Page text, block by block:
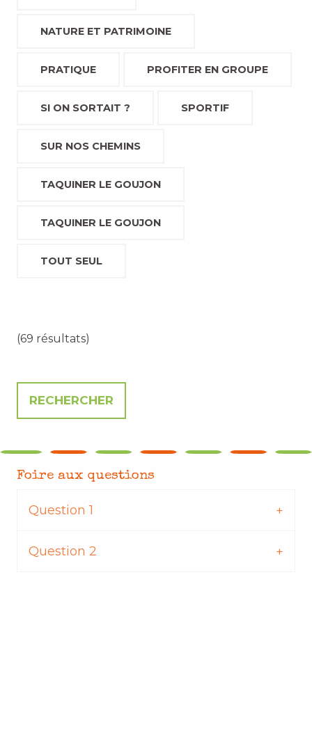
NATURE ET PATRIMOINE
PRATIQUE PROFITER EN GROUPE
SI ON SORTAIT ? SPORTIF
SUR NOS CHEMINS
TAQUINER LE GOUJON
TAQUINER LE GOUJON
TOUT SEUL
(69 résultats)
Foire aux questions
Question 1
Question 2